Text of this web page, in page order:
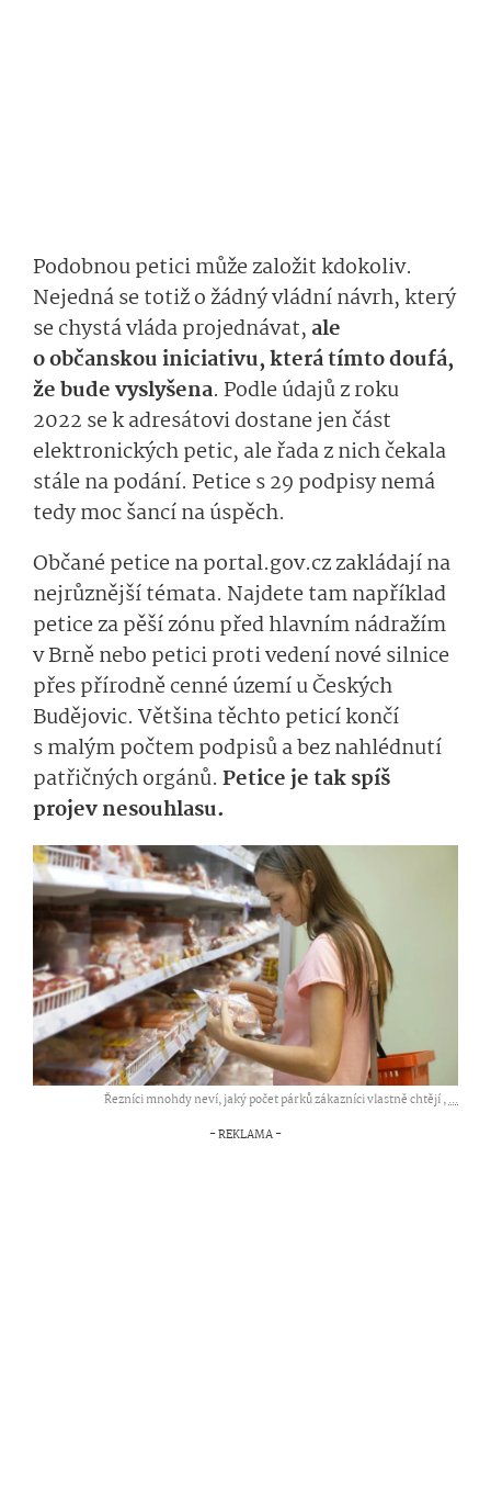
Podobnou petici může založit kdokoliv.
Nejedná se totiž o žádný vládní návrh, který
se chystá vláda projednávat,ale
o občanskou iniciativu, která tímto doufá,
že bude vyslyšena. Podle údajů z roku
2022 se k adresátovi dostane jen část
elektronických petic, ale řada z nich čekala
stále na podání. Petice s 29 podpisy nemá
tedy moc šancí na úspěch.
Občané petice na portal.gov.cz zakládají na
nejrůznější témata. Najdete tam například
petice za pěší zónu před hlavním nádražím
v Brně nebo petici proti vedení nové silnice
přes přírodně cenné území u Českých
Budějovic. Většina těchto peticí končí
s malým počtem podpisů a bez nahlédnutí
patřičných orgánů. Petice je tak spíš
projev nesouhlasu.
Řezníci mnohdy neví, jaký počet párků zákazníci vlastně chtějí ,...